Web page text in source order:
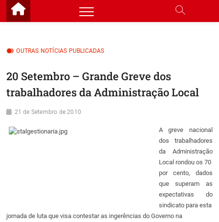
Skip
OUTRAS NOTÍCIAS PUBLICADAS
20 Setembro – Grande Greve dos
trabalhadores da Administração Local
21 de Setembro de 2010
A greve nacional
dos trabalhadores
da Administração
Local rondou os 70
por cento, dados
que superam as
expectativas do
sindicato para esta
jornada de luta que visa contestar as ingerências do Governo na